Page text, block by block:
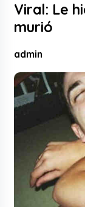
Viral: Le
murió
admin